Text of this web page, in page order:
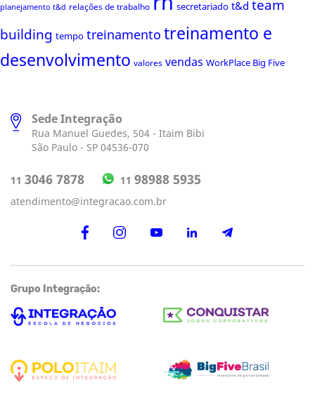
planejamento t&d relações de trabalho secretariado t&d team
building tempo treinamentotreinamento e
desenvolvimento valores vendas WorkPlace Big Five
Sede Integração
Rua Manuel Guedes, 504 - Itaim Bibi
São Paulo - SP 04536-070
11 3046 7878 11 98988 5935
atendimento@integracao.com.br
Grupo Integração: